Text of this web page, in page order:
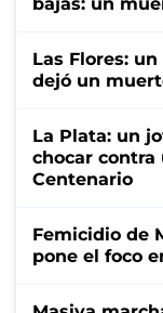
Las Flores:
dejó un
La Plata: un
chocar contra
Centenario
Femicidio de
pone el foco